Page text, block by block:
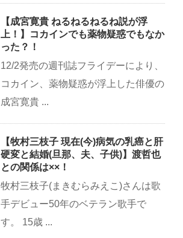
【成宮寛貴 ねるねるねるね説が浮
上！】コカインでも薬物疑惑でもなか
った？！
12/2発売の週刊誌フライデーにより、
コカイン、薬物疑惑が浮上した俳優の
成宮寛貴 ...
【牧村三枝子 現在(今)病気の乳癌と肝
硬変と結婚(旦那、夫、子供)】渡哲也
との関係は××！
牧村三枝子(まきむらみえこ)さんは歌
手デビュー50年のベテラン歌手で
す。 15歳 ...